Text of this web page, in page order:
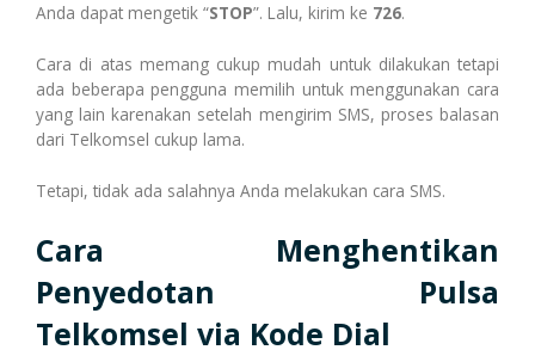
Anda dapat mengetik “STOP”. Lalu, kirim ke 726.
Cara di atas memang cukup mudah untuk dilakukan tetapi
ada beberapa pengguna memilih untuk menggunakan cara
yang lain karenakan setelah mengirim SMS, proses balasan
dari Telkomsel cukup lama.
Tetapi, tidak ada salahnya Anda melakukan cara SMS.
Cara
Menghentikan
Penyedotan Pulsa
Telkomsel via Kode Dial